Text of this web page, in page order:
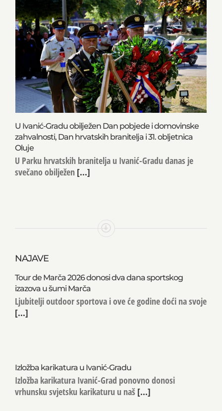
U Ivanić-Gradu obilježen Dan pobjede i domovinske
zahvalnosti, Dan hrvatskih branitelja i 31. obljetnica
Oluje
U Parku hrvatskih branitelja u Ivanić-Gradu danas je
svečano obilježen [...]
NAJAVE
Tour de Marča 2026 donosi dva dana sportskog
izazova u šumi Marča
Ljubitelji outdoor sportova i ove će godine doći na svoje
[...]
Izložba karikatura u Ivanić-Gradu
Izložba karikatura Ivanić-Grad ponovno donosi
vrhunsku svjetsku karikaturu u naš [...]